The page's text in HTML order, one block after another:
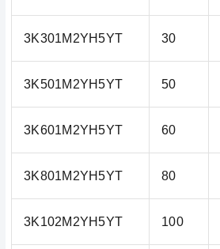
3K301M2YH5YT 30
3K501M2YH5YT 50
3K601M2YH5YT 60
3K801M2YH5YT 80
3K102M2YH5YT 100